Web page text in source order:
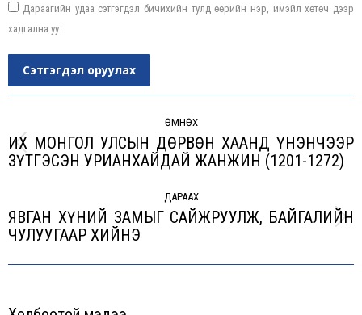
Дараагийн удаа сэтгэгдэл бичихийн тулд өөрийн нэр, имэйл хөтөч дээр
хадгална уу.
Сэтгэгдэл оруулах
navigation
ӨМНӨХ
Previous
ИX МОНГОЛ УЛСЫН ДӨРВӨН XААНД ҮНЭНЧЭЭР
ЗҮТГЭСЭН УРИАНXАЙДАЙ ЖАНЖИН (1201-1272)
ДАРААХ
Next
ЯВГАН ХҮНИЙ ЗАМЫГ САЙЖРУУЛЖ, БАЙГАЛИЙН
ЧУЛУУГААР ХИЙНЭ